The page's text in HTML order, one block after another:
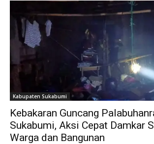
Kabupaten Sukabumi
Kebakaran Guncang
Sukabumi, Aksi Cepat Damkar
Warga dan Bangunan